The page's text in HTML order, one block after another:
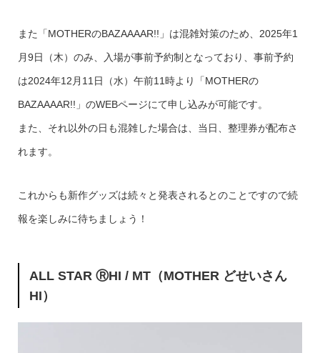
また「MOTHERのBAZAAAAR!!」は混雑対策のため、2025年1
月9日（木）のみ、入場が事前予約制となっており、事前予約
は2024年12月11日（水）午前11時より「MOTHERの
BAZAAAAR!!」のWEBページにて申し込みが可能です。
また、それ以外の日も混雑した場合は、当日、整理券が配布さ
れます。
これからも新作グッズは続々と発表されるとのことですので続
報を楽しみに待ちましょう！
ALL STAR ⓇHI / MT（MOTHER どせいさん
HI）